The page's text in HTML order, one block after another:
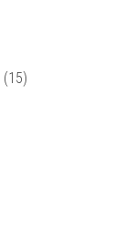
(15)